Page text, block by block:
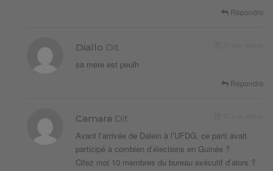
Répondre
Diallo Dit
sa mere est peulh
Répondre
Camara Dit
Avant l’arrivée de Dalein à l’UFDG, ce parti avait
participé à combien d’élections en Guinée ?
Citez moi 10 membres du bureau exécutif d’alors ?